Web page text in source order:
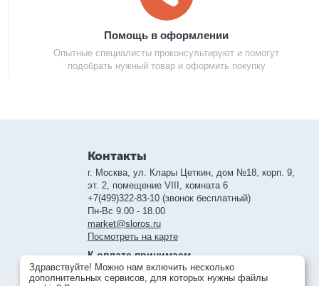
Помощь в оформлении
Опытные специалисты проконсультируют и помогут
подобрать нужный товар и оформить покупку
Контакты
г. Москва, ул. Клары Цеткин, дом №18, корп. 9,
эт. 2, помещение VIII, комната 6
+7(499)322-83-10 (звонок бесплатный)
Пн-Вс 9.00 - 18.00
market@sloros.ru
Посмотреть на карте
К оплате принимаем
Здравствуйте! Можно нам включить несколько
дополнительных сервисов, для которых нужны файлы